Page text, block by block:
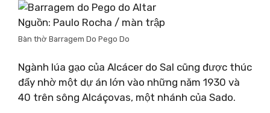
Nguồn: Paulo Rocha / màn trập
Bàn thờ Barragem Do Pego Do
Ngành lúa gạo của Alcácer do Sal cũng được thúc
đẩy nhờ một dự án lớn vào những năm 1930 và
40 trên sông Alcáçovas, một nhánh của Sado.